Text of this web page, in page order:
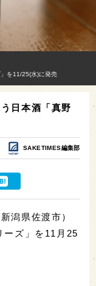
を11/25(水)に発売
日本酒「真野
SAKETIMES編集部
潟県佐渡市）
ーズ」を11月25